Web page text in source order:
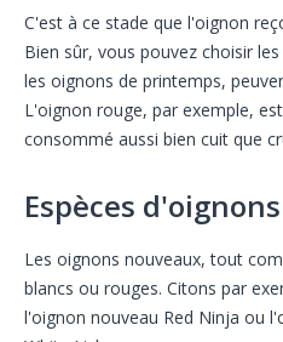
C'est à ce stade que l'oignon
Bien sûr, vous pouvez choisir
les oignons de printemps,
L'oignon rouge, par exemple,
consommé aussi bien cuit que
Espèces
Les oignons nouveaux, tout
blancs ou rouges. Citons par
l'oignon nouveau Red Ninja ou